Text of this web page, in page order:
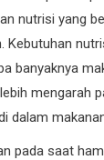
nutrisi yang
Kebutuhan
banyaknya
mengarah
dalam
pada saat